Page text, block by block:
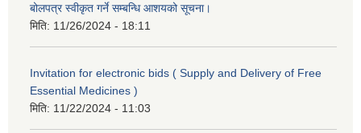
बोलपत्र स्वीकृत गर्ने सम्बन्धि आशयको सूचना।
मिति: 11/26/2024 - 18:11
Invitation for electronic bids ( Supply and Delivery of Free
Essential Medicines )
मिति: 11/22/2024 - 11:03